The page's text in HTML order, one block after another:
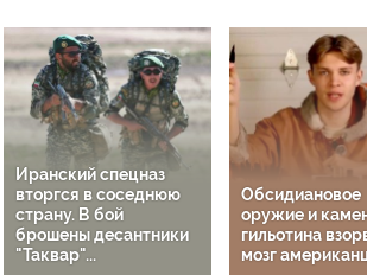
Иранский спецназ
вторгся в соседнюю
страну. В бой
брошены десантники
"Таквар"...
Обсидиановое
оружие и
гильотина
мозг